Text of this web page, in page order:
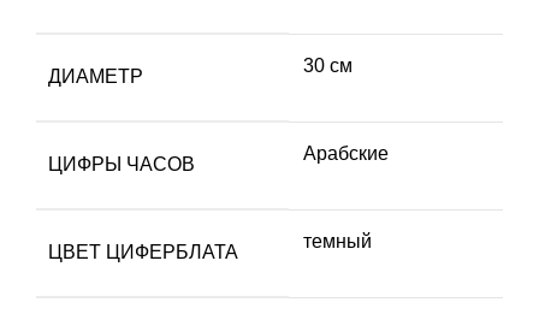
ДИАМЕТР
30 см
ЦИФРЫ ЧАСОВ
Арабские
ЦВЕТ ЦИФЕРБЛАТА
темный